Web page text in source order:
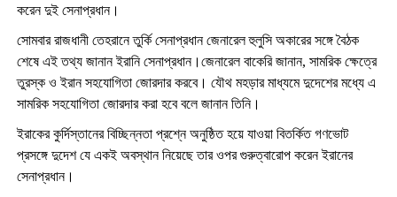
করেন দুই সেনাপ্রধান।
সোমবার রাজধানী তেহরানে তুর্কি সেনাপ্রধান জেনারেল হুলুসি অকারের সঙ্গে বৈঠক
শেষে এই তথ্য জানান ইরানি সেনাপ্রধান।জেনারেল বাকেরি জানান, সামরিক ক্ষেত্রে
তুরস্ক ও ইরান সহযোগিতা জোরদার করবে। যৌথ মহড়ার মাধ্যমে দুদেশের মধ্যে এ
সামরিক সহযোগিতা জোরদার করা হবে বলে জানান তিনি।
ইরাকের কুর্দিস্তানের বিচ্ছিন্নতা প্রশ্নে অনুষ্ঠিত হয়ে যাওয়া বিতর্কিত গণভোট
প্রসঙ্গে দুদেশ যে একই অবস্থান নিয়েছে তার ওপর গুরুত্বারোপ করেন ইরানের
সেনাপ্রধান।